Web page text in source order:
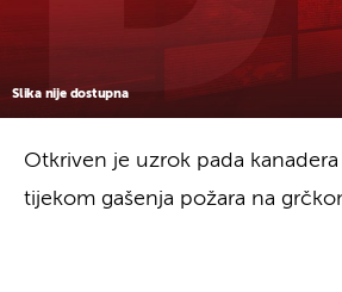
Slika nije dostupna
Otkriven je uzrok pada
tijekom gašenja požara na